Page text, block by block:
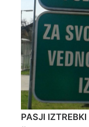
PASJI IZTREBKI